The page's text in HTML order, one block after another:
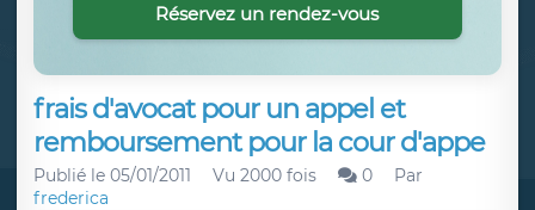
frais d'avocat pour un appel et
remboursement pour la cour d'appe
Publié le 05/01/2011 Vu 2000 fois 0
Par
frederica
Réservez un rendez-vous